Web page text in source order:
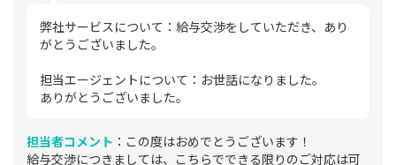
弊社サービスについて：給与交渉をしていただき、あり
がとうございました。
担当エージェントについて：お世話になりました。
ありがとうございました。
担当者コメント ：この度はおめでとうございます！
給与交渉につきましては、こちらでできる限りのご対応は可